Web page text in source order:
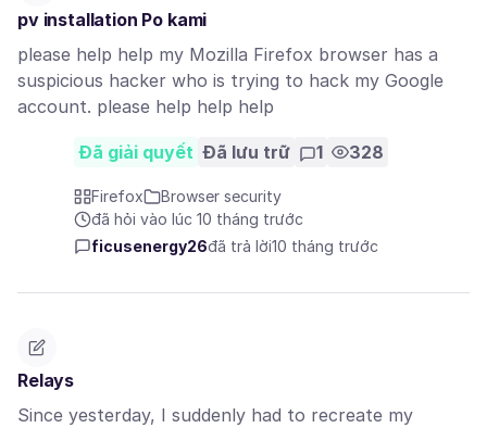
pv installation Po kami
please help help my Mozilla Firefox browser has a
suspicious hacker who is trying to hack my Google
account. please help help help
Đã giải quyết Đã lưu trữ 1 328
Firefox
Browser security
đã hỏi vào lúc 10 tháng trước
ficusenergy26đã trả lời10 tháng trước
Relays
Since yesterday, I suddenly had to recreate my